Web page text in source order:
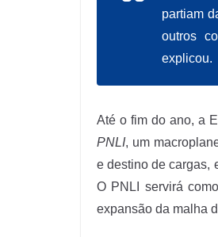
partiam
outros
explicou.
Até o fim do ano, a
PNLI, um
e destino de cargas,
O PNLI servirá
expansão da malha